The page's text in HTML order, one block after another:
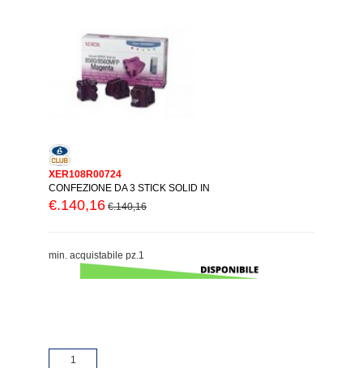
XER108R00724
CONFEZIONE DA 3 STICK SOLID IN
€.140,16 €.140,16
min. acquistabile pz.1